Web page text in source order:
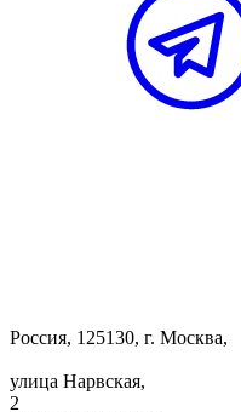
Россия, 125130, г. Москва,
улица Нарвская,
2